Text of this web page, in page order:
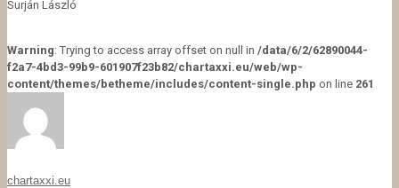
Surján László
Warning: Trying to access array offset on null in /data/6/2/62890044-
f2a7-4bd3-99b9-601907f23b82/chartaxxi.eu/web/wp-
content/themes/betheme/includes/content-single.php on line 261
chartaxxi.eu